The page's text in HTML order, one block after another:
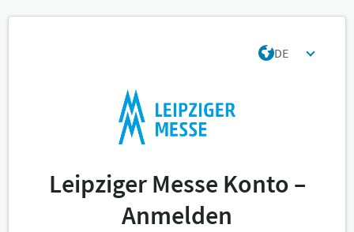
DE
Leipziger Messe Konto –
Anmelden